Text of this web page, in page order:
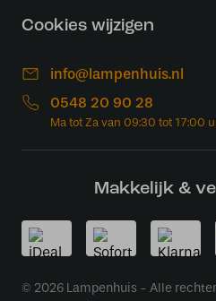
Cookies wijzigen
info@lampenhuis.nl
0548 20 90 28
Makkelijk &
© 2026 Lampenhuis - Alle